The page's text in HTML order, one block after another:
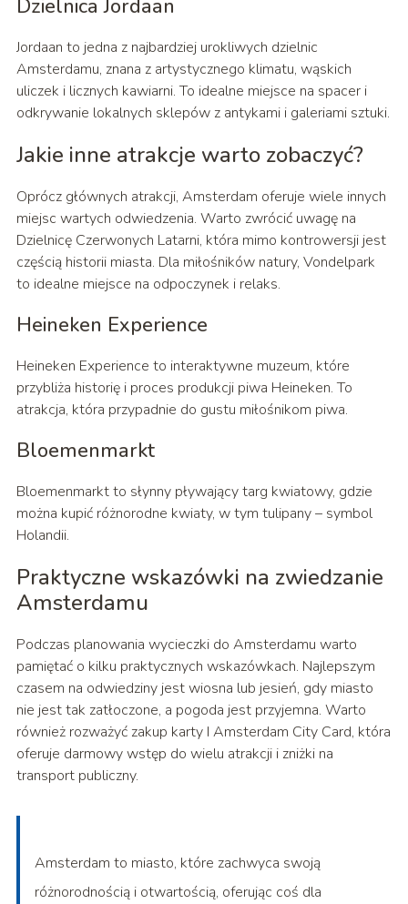
Dzielnica Jordaan
Jordaan to jedna z najbardziej urokliwych dzielnic
Amsterdamu, znana z artystycznego klimatu, wąskich
uliczek i licznych kawiarni. To idealne miejsce na spacer i
odkrywanie lokalnych sklepów z antykami i galeriami sztuki.
Jakie inne atrakcje warto zobaczyć?
Oprócz głównych atrakcji, Amsterdam oferuje wiele innych
miejsc wartych odwiedzenia. Warto zwrócić uwagę na
Dzielnicę Czerwonych Latarni, która mimo kontrowersji jest
częścią historii miasta. Dla miłośników natury, Vondelpark
to idealne miejsce na odpoczynek i relaks.
Heineken Experience
Heineken Experience to interaktywne muzeum, które
przybliża historię i proces produkcji piwa Heineken. To
atrakcja, która przypadnie do gustu miłośnikom piwa.
Bloemenmarkt
Bloemenmarkt to słynny pływający targ kwiatowy, gdzie
można kupić różnorodne kwiaty, w tym tulipany – symbol
Holandii.
Praktyczne wskazówki na zwiedzanie
Amsterdamu
Podczas planowania wycieczki do Amsterdamu warto
pamiętać o kilku praktycznych wskazówkach. Najlepszym
czasem na odwiedziny jest wiosna lub jesień, gdy miasto
nie jest tak zatłoczone, a pogoda jest przyjemna. Warto
również rozważyć zakup karty I Amsterdam City Card, która
oferuje darmowy wstęp do wielu atrakcji i zniżki na
transport publiczny.
Amsterdam to miasto, które zachwyca swoją
różnorodnością i otwartością, oferując coś dla